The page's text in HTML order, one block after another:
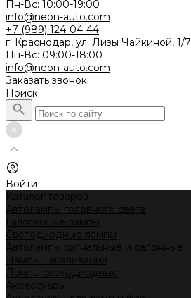
Пн-Вс: 10:00-19:00
info@neon-auto.com
+7 (989) 124-04-44
г. Краснодар, ул. Лизы Чайкиной, 1/7
Пн-Вс: 09:00-18:00
info@neon-auto.com
Заказать звонок
Поиск
Войти
Каталог товаров
Автолампы головного света
Галогенные лампы
Светодиодные лампы
Автолампы сигнальные и салонные
Лампы накаливания
Лампы светодиодные
Аксессуары